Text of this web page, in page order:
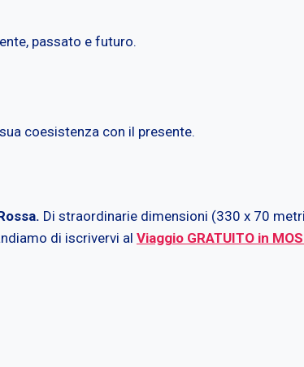
passato e futuro.
coesistenza con il presente.
Di straordinarie dimensioni (330 x 70
di iscrivervi al Viaggio GRATUITO in